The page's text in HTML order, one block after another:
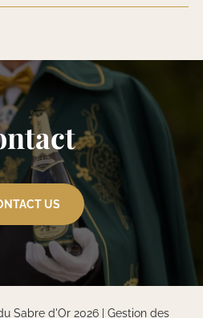
US
Sabre d'Or 2026 | Gestion des